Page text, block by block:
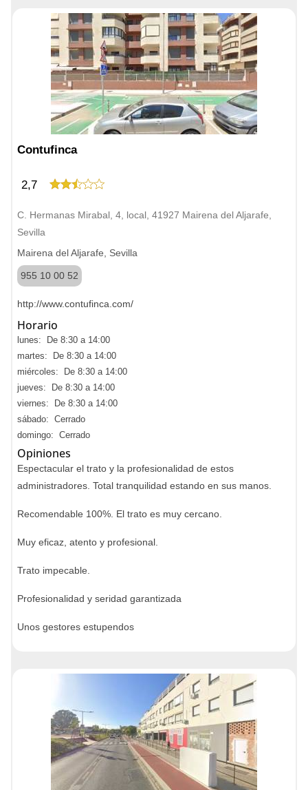
Contufinca
2,7
C. Hermanas Mirabal, 4, local, 41927 Mairena del Aljarafe,
Sevilla
Mairena del Aljarafe, Sevilla
955 10 00 52
http://www.contufinca.com/
Horario
lunes: De 8:30 a 14:00
martes: De 8:30 a 14:00
miércoles: De 8:30 a 14:00
jueves: De 8:30 a 14:00
viernes: De 8:30 a 14:00
sábado: Cerrado
domingo: Cerrado
Opiniones
Espectacular el trato y la profesionalidad de estos
administradores. Total tranquilidad estando en sus manos.
Recomendable 100%. El trato es muy cercano.
Muy eficaz, atento y profesional.
Trato impecable.
Profesionalidad y seridad garantizada
Unos gestores estupendos